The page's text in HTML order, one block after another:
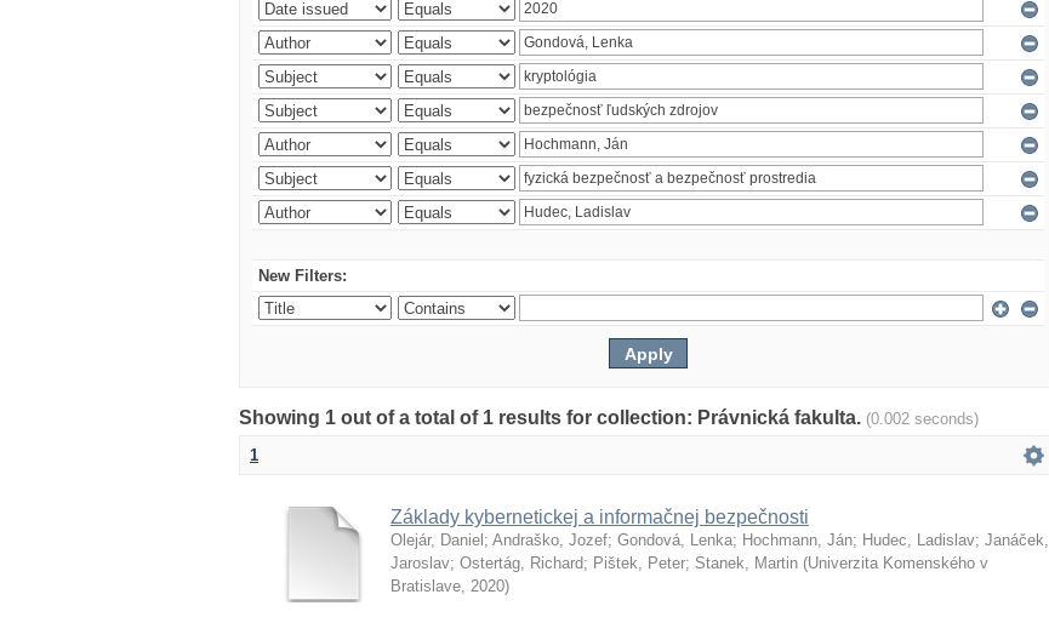
New Filters:
Showing 1 out of a total of 1 results for collection: Právnická fakulta. (0.002 seconds)
1
Základy kybernetickej a informačnej bezpečnosti
Olejár, Daniel ; Andraško, Jozef; Gondová, Lenka; Hochmann, Ján; Hudec, Ladislav; Janáček,
Jaroslav; Ostertág, Richard; Pištek, Peter; Stanek, Martin (Univerzita Komenského v
Bratislave, 2020)